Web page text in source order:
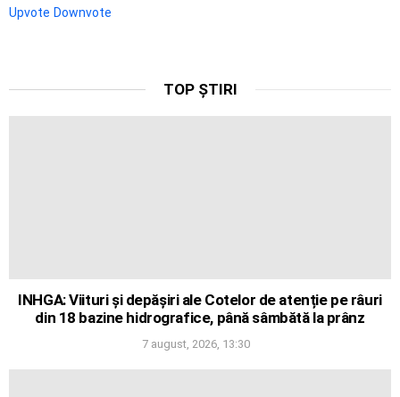
Upvote Downvote
TOP ȘTIRI
INHGA: Viituri și depășiri ale Cotelor de atenție pe râuri
din 18 bazine hidrografice, până sâmbătă la prânz
7 august, 2026, 13:30